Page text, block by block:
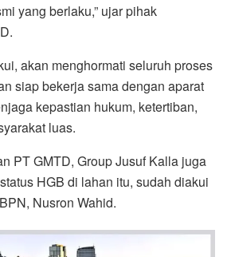
yang berlaku,” ujar pihak
akan menghormati seluruh proses
siap bekerja sama dengan aparat
kepastian hukum, ketertiban,
luas.
PT GMTD, Group Jusuf Kalla juga
HGB di lahan itu, sudah diakui
Nusron Wahid.